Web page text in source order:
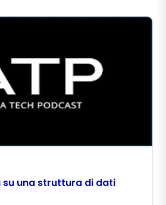
su una struttura di dati